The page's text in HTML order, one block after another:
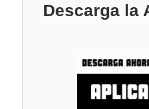
Descarga la